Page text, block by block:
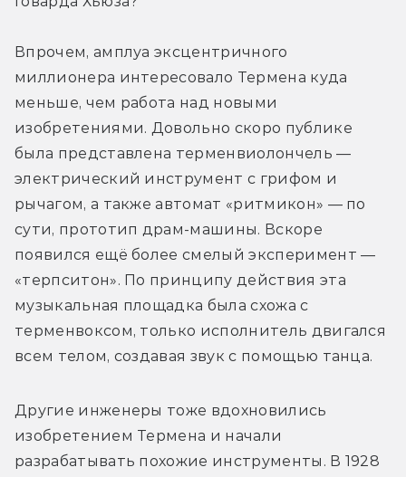
Впрочем, амплуа эксцентричного
миллионера интересовало Термена куда
меньше, чем работа над новыми
изобретениями. Довольно скоро публике
была представлена терменвиолончель —
электрический инструмент с грифом и
рычагом, а также автомат «ритмикон» — по
сути, прототип драм-машины. Вскоре
появился ещё более смелый эксперимент —
«терпситон». По принципу действия эта
музыкальная площадка была схожа с
терменвоксом, только исполнитель двигался
всем телом, создавая звук с помощью танца.
Другие инженеры тоже вдохновились
изобретением Термена и начали
разрабатывать похожие инструменты. В 1928